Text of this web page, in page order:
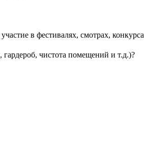
в фестивалях, смотрах,
чистота помещений и т.д.)?